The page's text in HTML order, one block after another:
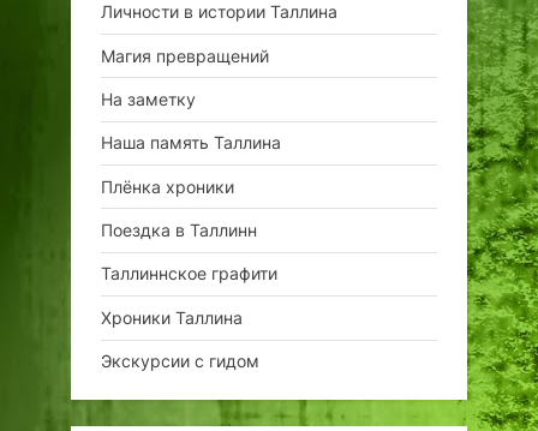
Личности в истории Таллина
Магия превращений
На заметку
Наша память Таллина
Плёнка хроники
Поездка в Таллинн
Таллиннское графити
Хроники Таллина
Экскурсии с гидом